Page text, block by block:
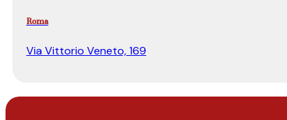
Roma
Via Vittorio Veneto, 169